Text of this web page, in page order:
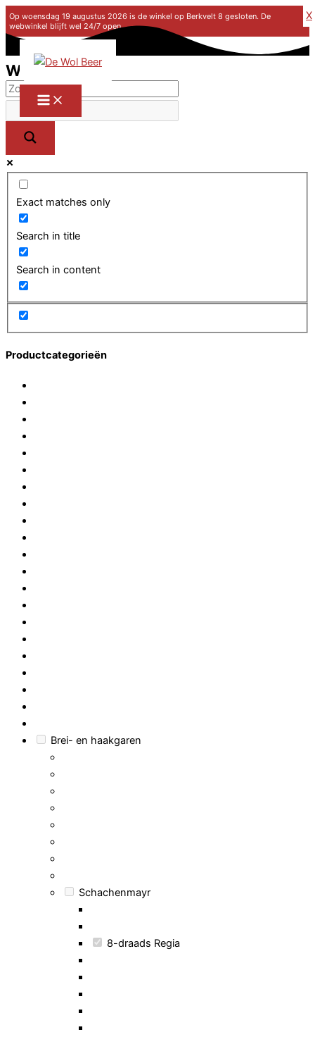
Op woensdag 19 augustus 2026 is de winkel op Berkvelt 8 gesloten. De
webwinkel blijft wel 24/7 open.
X
Winkel
Exact matches only
Search in title
Search in content
Productcategorieën
Brei- en haakgaren
Schachenmayr
8-draads Regia